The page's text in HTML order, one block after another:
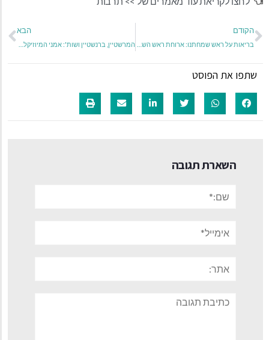
הקודם הבא
שתפו את הפוסט
השארת תגובה
תגובה